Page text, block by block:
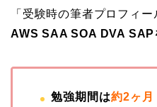
「受験時の筆者プロフィ
AWS SAA SOA DVA SAP
勉強期間は約2ヶ月